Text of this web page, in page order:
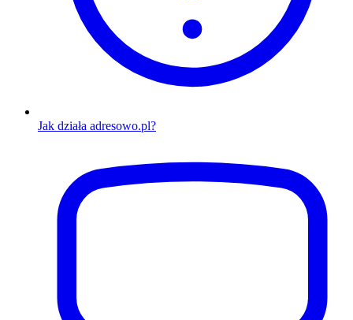
Jak działa adresowo.pl?